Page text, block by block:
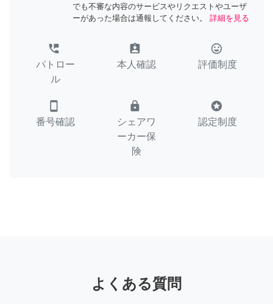
でも不審な内容のサービスやリクエストやユーザ
ーがあった場合は通報してください。
詳細を見る
perm_phone_msg
パトロー
ル
assignment_ind
本人確認
tag_faces
評価制度
smartphone
番号確認
lock
シェアワ
ーカー保
険
stars
認定制度
よくある質問